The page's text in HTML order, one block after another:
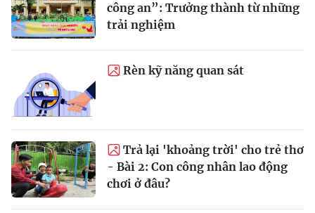
công an”: Trưởng thành từ những
trải nghiệm
Rèn kỹ năng quan sát
Trả lại 'khoảng trời' cho trẻ thơ
- Bài 2: Con công nhân lao động
chơi ở đâu?